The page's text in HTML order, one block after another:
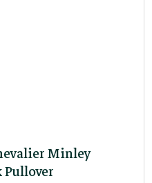
Minley